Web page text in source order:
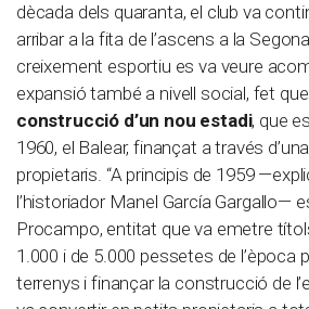
dècada dels quaranta, el club va
arribar a la fita de l’ascens a la
creixement esportiu es va veure
expansió també a nivell social, fet
construcció d’un nou estadi, que
1960, el Balear, finançat a través
propietaris. “A principis de 1959
l’historiador Manel García Gargallo—
Procampo, entitat que va emetre
1.000 i de 5.000 pessetes de l’època
terrenys i finançar la construcció de